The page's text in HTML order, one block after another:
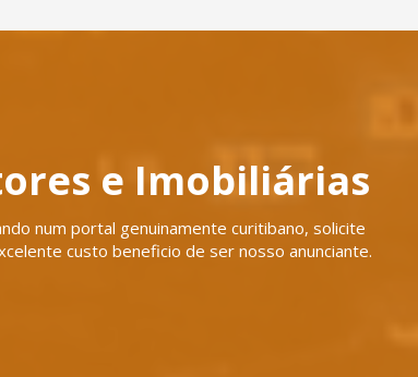
e Imobiliárias
num portal genuinamente curitibano, solicite
custo beneficio de ser nosso anunciante.